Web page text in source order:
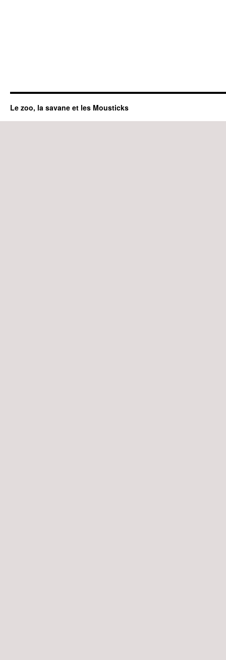
Le zoo, la savane et les Mousticks